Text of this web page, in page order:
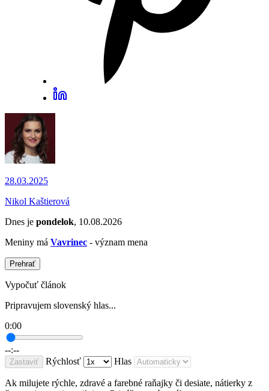
28.03.2025
Nikol Kaštierová
Dnes je pondelok, 10.08.2026
Meniny má Vavrinec - význam mena
Prehrať
Vypočuť článok
Pripravujem slovenský hlas...
0:00
--:--
Zastaviť Rýchlosť Hlas
Ak milujete rýchle, zdravé a farebné raňajky či desiate, nátierky z